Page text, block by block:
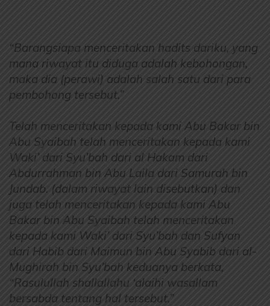
“Barangsiapa menceritakan hadits dariku, yang
mana riwayat itu diduga adalah kebohongan,
maka dia (perawi) adalah salah satu dari para
pembohong tersebut.”
Telah menceritakan kepada kami Abu Bakar bin
Abu Syaibah telah menceritakan kepada kami
Waki’ dari Syu’bah dari al Hakam dari
Abdurrahman bin Abu Laila dari Samurah bin
Jundab. (dalam riwayat lain disebutkan) dan
juga telah menceritakan kepada kami Abu
Bakar bin Abu Syaibah telah menceritakan
kepada kami Waki’ dari Syu’bah dan Sufyan
dari Habib dari Maimun bin Abu Syabib dari al-
Mughirah bin Syu’bah keduanya berkata,
“Rasulullah shallallahu ‘alaihi wasallam
bersabda tentang hal tersebut.”